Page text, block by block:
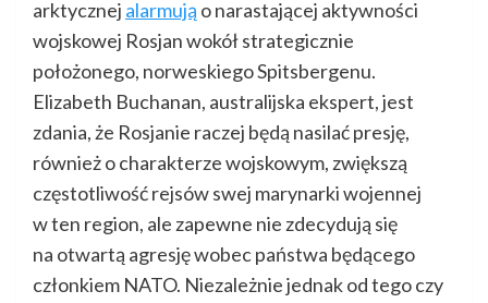
arktycznej alarmują o narastającej aktywności
wojskowej Rosjan wokół strategicznie
położonego, norweskiego Spitsbergenu.
Elizabeth Buchanan, australijska ekspert, jest
zdania, że Rosjanie raczej będą nasilać presję,
również o charakterze wojskowym, zwiększą
częstotliwość rejsów swej marynarki wojennej
w ten region, ale zapewne nie zdecydują się
na otwartą agresję wobec państwa będącego
członkiem NATO. Niezależnie jednak od tego czy